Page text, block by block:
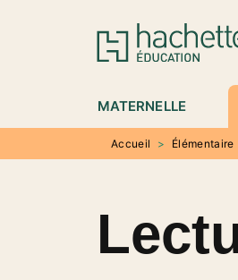
MENU
MATERNELLE
Accueil > Élémentaire